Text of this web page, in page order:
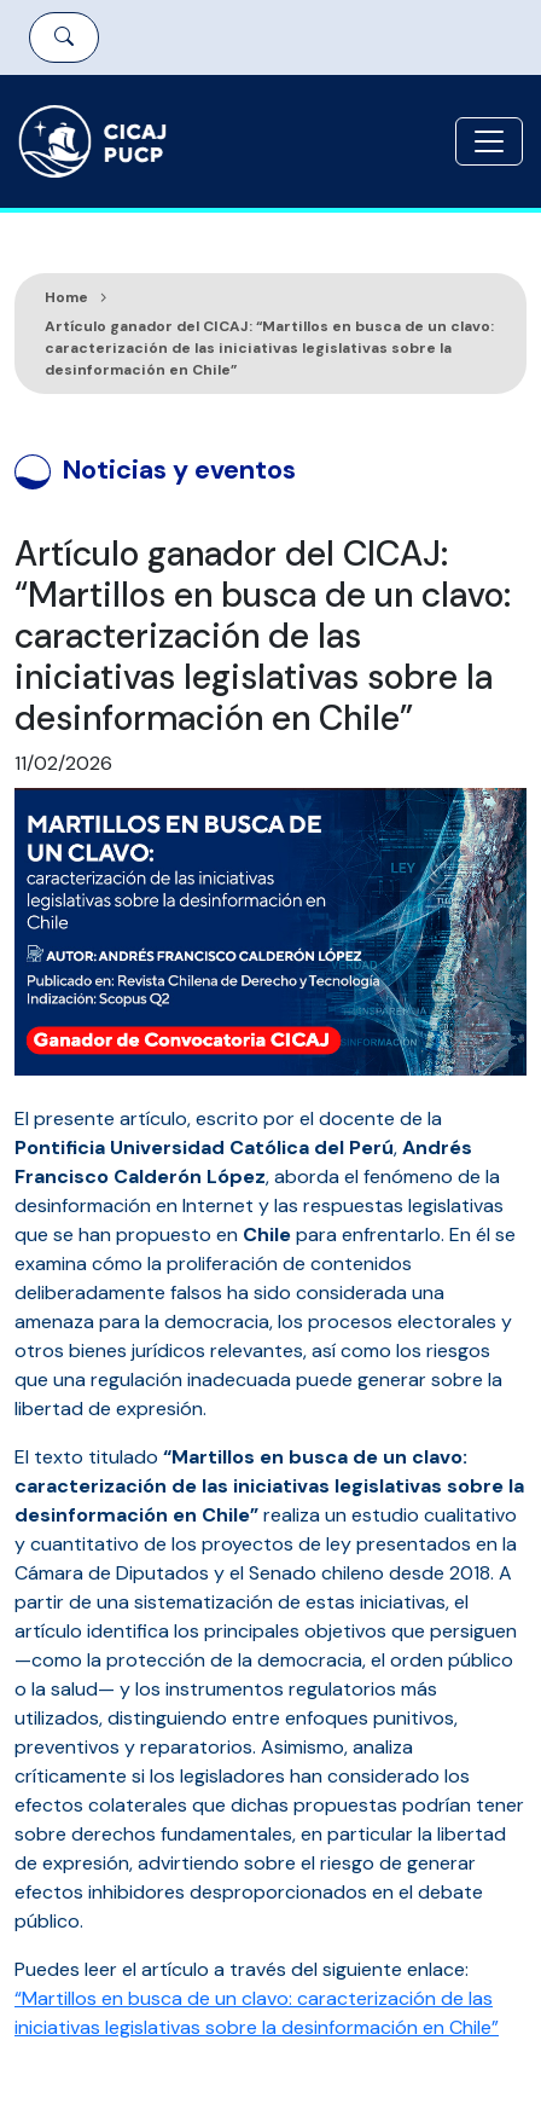
Home
Artículo ganador del CICAJ: “Martillos en busca de un clavo:
caracterización de las iniciativas legislativas sobre la
desinformación en Chile”
Noticias y eventos
Artículo ganador del CICAJ:
“Martillos en busca de un clavo:
caracterización de las
iniciativas legislativas sobre la
desinformación en Chile”
11/02/2026
El presente artículo, escrito por el docente de la
Pontificia Universidad Católica del Perú,Andrés
Francisco Calderón López, aborda el fenómeno de la
desinformación en Internet y las respuestas legislativas
que se han propuesto en Chilepara enfrentarlo. En él se
examina cómo la proliferación de contenidos
deliberadamente falsos ha sido considerada una
amenaza para la democracia, los procesos electorales y
otros bienes jurídicos relevantes, así como los riesgos
que una regulación inadecuada puede generar sobre la
libertad de expresión.
El texto titulado “Martillos en busca de un clavo:
caracterización de las iniciativas legislativas sobre la
desinformación en Chile”realiza un estudio cualitativo
y cuantitativo de los proyectos de ley presentados en la
Cámara de Diputados y el Senado chileno desde 2018. A
partir de una sistematización de estas iniciativas, el
artículo identifica los principales objetivos que persiguen
—como la protección de la democracia, el orden público
o la salud— y los instrumentos regulatorios más
utilizados, distinguiendo entre enfoques punitivos,
preventivos y reparatorios. Asimismo, analiza
críticamente si los legisladores han considerado los
efectos colaterales que dichas propuestas podrían tener
sobre derechos fundamentales, en particular la libertad
de expresión, advirtiendo sobre el riesgo de generar
efectos inhibidores desproporcionados en el debate
público.
Puedes leer el artículo a través del siguiente enlace:
“Martillos en busca de un clavo: caracterización de las
iniciativas legislativas sobre la desinformación en Chile”